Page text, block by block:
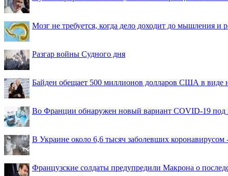
Мозг не требуется, когда дело доходит до мышления и
Разгар войны Судного дня
Байден обещает 500 миллионов долларов США в
Во Франции обнаружен новый вариант COVID-19 под
В Украине около 6,6 тысяч заболевших коронавирусом
Французские солдаты предупредили Макрона о